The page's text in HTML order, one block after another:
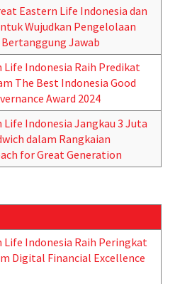
Eastern Life Indonesia dan
Wujudkan Pengelolaan
Jawab
Life Indonesia Raih Predikat
The Best Indonesia Good
Award 2024
Life Indonesia Jangkau 3 Juta
dalam Rangkaian
for Great Generation
Life Indonesia Raih Peringkat
Digital Financial Excellence